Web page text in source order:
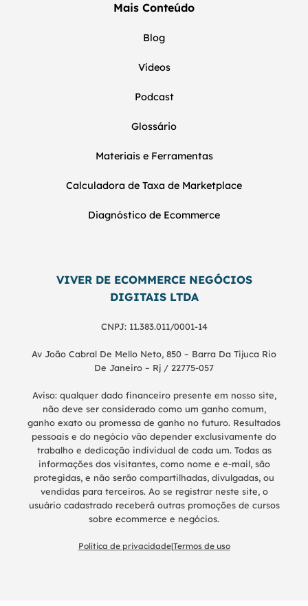
Mais Conteúdo
Blog
Vídeos
Podcast
Glossário
Materiais e Ferramentas
Calculadora de Taxa de Marketplace
Diagnóstico de Ecommerce
VIVER DE ECOMMERCE NEGÓCIOS
DIGITAIS LTDA
CNPJ: 11.383.011/0001-14
Av João Cabral De Mello Neto, 850 – Barra Da Tijuca Rio
De Janeiro – Rj / 22775-057
Aviso: qualquer dado financeiro presente em nosso site,
não deve ser considerado como um ganho comum,
ganho exato ou promessa de ganho no futuro. Resultados
pessoais e do negócio vão depender exclusivamente do
trabalho e dedicação individual de cada um. Todas as
informações dos visitantes, como nome e e-mail, são
protegidas, e não serão compartilhadas, divulgadas, ou
vendidas para terceiros. Ao se registrar neste site, o
usuário cadastrado receberá outras promoções de cursos
sobre ecommerce e negócios.
Política de privacidade|Termos de uso